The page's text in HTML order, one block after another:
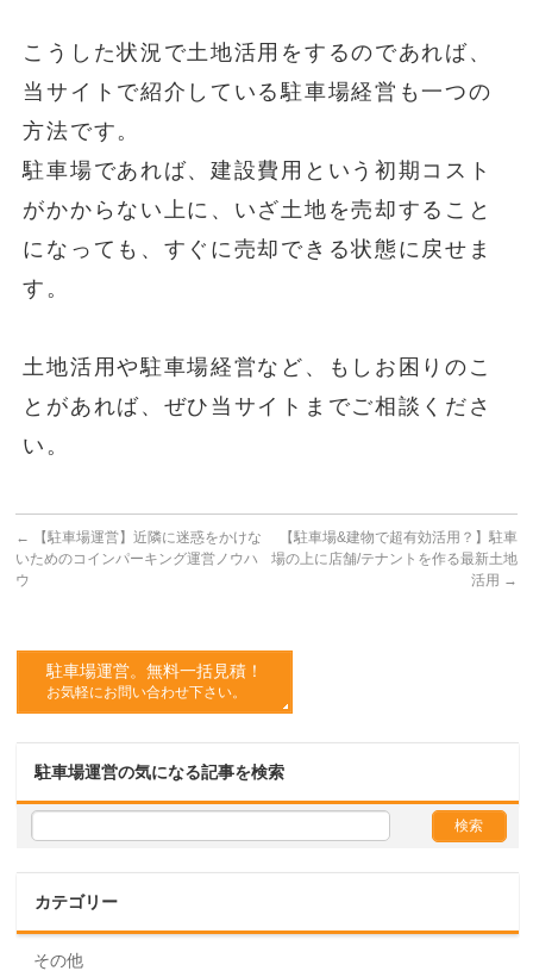
こうした状況で土地活用をするのであれば、
当サイトで紹介している駐車場経営も一つの
方法です。
駐車場であれば、建設費用という初期コスト
がかからない上に、いざ土地を売却すること
になっても、すぐに売却できる状態に戻せま
す。
土地活用や駐車場経営など、もしお困りのこ
とがあれば、ぜひ当サイトまでご相談くださ
い。
←
【駐車場運営】近隣に迷惑をかけな
いためのコインパーキング運営ノウハ
ウ
【駐車場&建物で超有効活用？】駐車
場の上に店舗/テナントを作る最新土地
活用 →
駐車場運営。無料一括見積！
お気軽にお問い合わせ下さい。
駐車場運営の気になる記事を検索
カテゴリー
その他